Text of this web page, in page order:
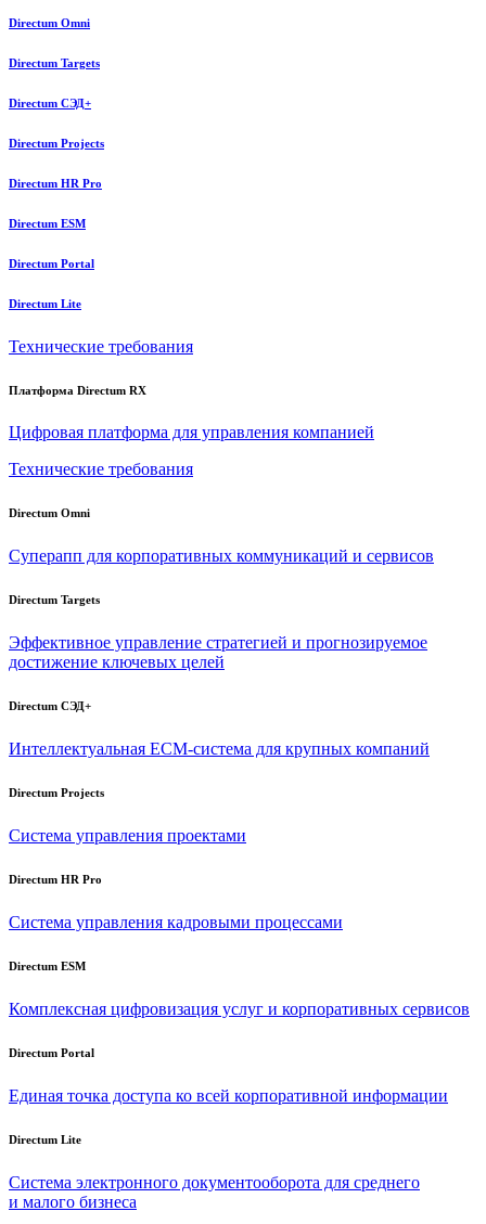
Directum Omni
Directum Targets
Directum СЭД+
Directum Projects
Directum HR Pro
Directum ESM
Directum Portal
Directum Lite
Технические требования
Платформа Directum RX
Цифровая платформа для управления компанией
Технические требования
Directum Omni
Суперапп для корпоративных коммуникаций и сервисов
Directum Targets
Эффективное управление стратегией и прогнозируемое
достижение ключевых целей
Directum СЭД+
Интеллектуальная ECM-система для крупных компаний
Directum Projects
Система управления проектами
Directum HR Pro
Система управления кадровыми процессами
Directum ESM
Комплексная цифровизация услуг и корпоративных сервисов
Directum Portal
Единая точка доступа ко всей корпоративной информации
Directum Lite
Система электронного документооборота для среднего
и малого бизнеса